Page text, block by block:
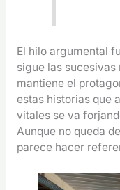
El hilo argumental
sigue las sucesivas
mantiene el
estas historias que
vitales se va
Aunque no queda
parece hacer